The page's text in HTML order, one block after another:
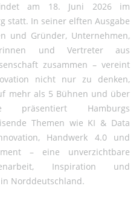
am 18. Juni 2026 im
statt. In seiner elften Ausgabe
und Gründer, Unternehmen,
und Vertreter aus
zusammen – vereint
nicht nur zu denken,
mehr als 5 Bühnen und über
präsentiert Hamburgs
Themen wie KI & Data
Handwerk 4.0 und
– eine unverzichtbare
Inspiration und
Norddeutschland.